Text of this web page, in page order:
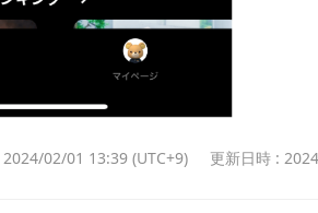
02/01 13:39 (UTC+9) 更新日時 :